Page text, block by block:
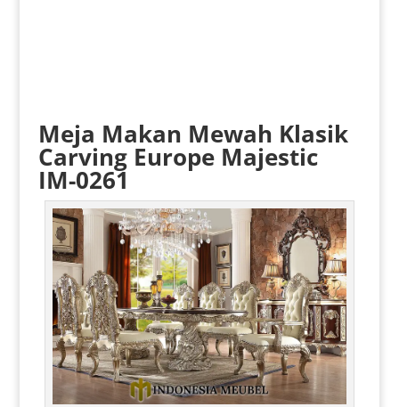
Meja Makan Mewah Klasik
Carving Europe Majestic
IM-0261